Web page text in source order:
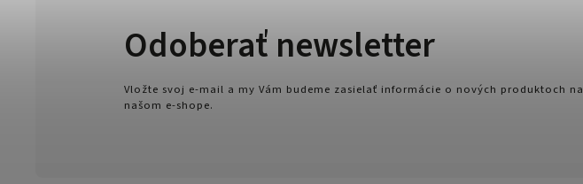
Odoberať newsletter
Vložte svoj e-mail a my Vám budeme zasielať informácie o nových produktoch na
našom e-shope.